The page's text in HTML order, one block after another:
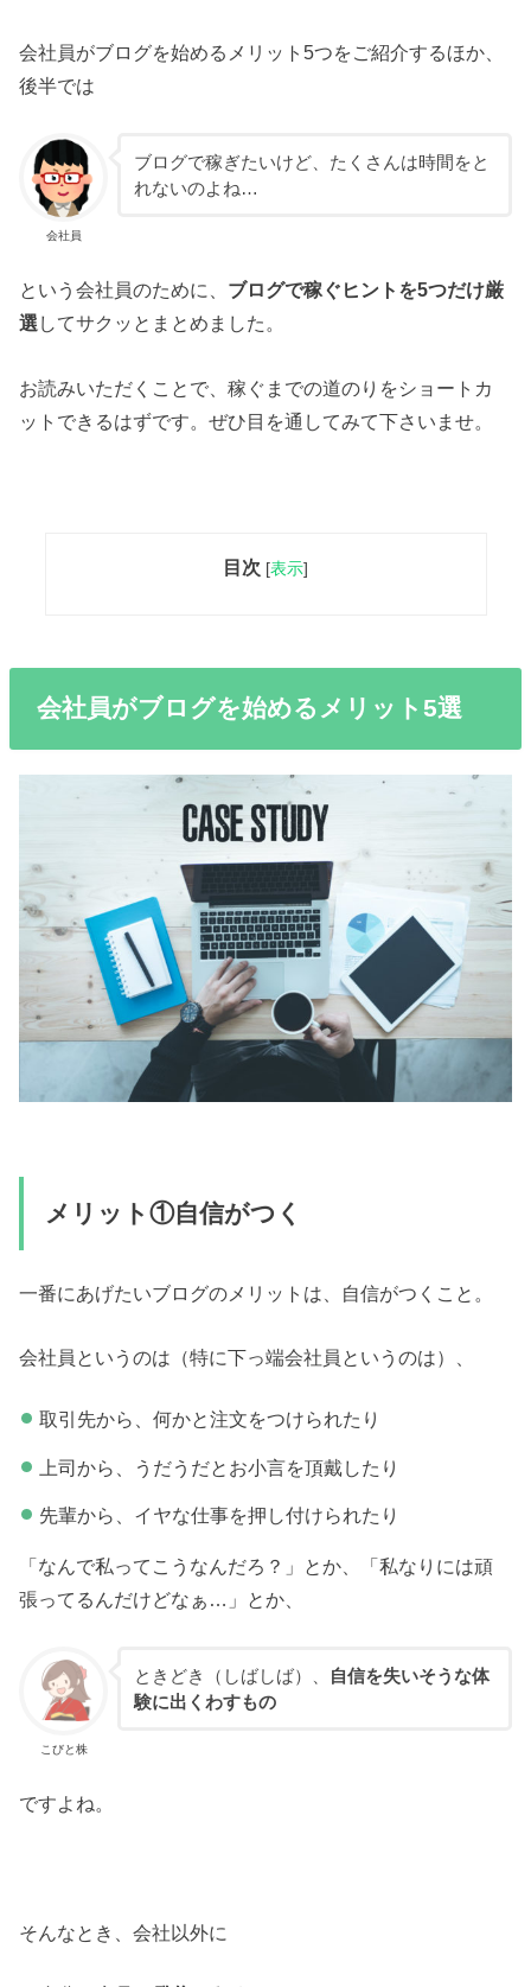
会社員がブログを始めるメリット5つをご紹介するほか、
後半では
会社員
ブログで稼ぎたいけど、たくさんは時間をと
れないのよね…
という会社員のために、 ブログで稼ぐヒントを5つだけ厳
選 してサクッとまとめました。
お読みいただくことで、稼ぐまでの道のりをショートカ
ットできるはずです。ぜひ目を通してみて下さいませ。
目次 [表示]
会社員がブログを始めるメリット5選
メリット①自信がつく
一番にあげたいブログのメリットは、自信がつくこと。
会社員というのは（特に下っ端会社員というのは）、
取引先から、何かと注文をつけられたり
上司から、うだうだとお小言を頂戴したり
先輩から、イヤな仕事を押し付けられたり
「なんで私ってこうなんだろ？」とか、「私なりには頑
張ってるんだけどなぁ…」とか、
こびと株
ときどき（しばしば）、
自信を失いそうな体
験に出くわすもの
ですよね。
そんなとき、会社以外に